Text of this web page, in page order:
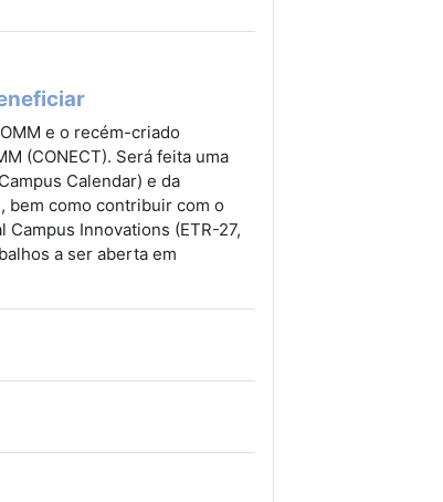
e o recém-criado
(CONECT). Será feita uma
Calendar) e da
bem como contribuir com o
Innovations (ETR-27,
a ser aberta em